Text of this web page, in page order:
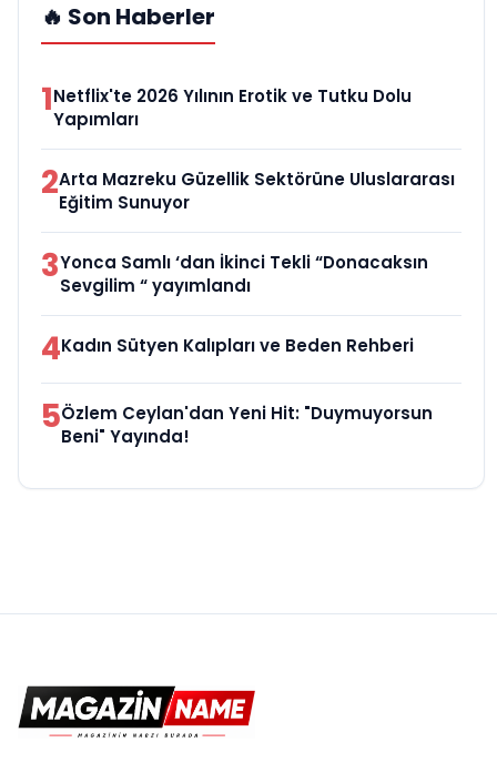
🔥 Son Haberler
1Netflix'te 2026 Yılının Erotik ve Tutku Dolu
Yapımları
2Arta Mazreku Güzellik Sektörüne Uluslararası
Eğitim Sunuyor
3Yonca Samlı ‘dan İkinci Tekli “Donacaksın
Sevgilim “ yayımlandı
4Kadın Sütyen Kalıpları ve Beden Rehberi
5Özlem Ceylan'dan Yeni Hit: "Duymuyorsun
Beni" Yayında!